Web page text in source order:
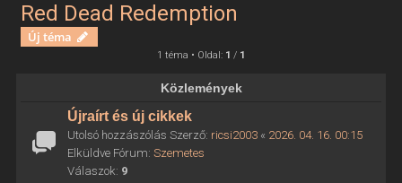
Red Dead Redemption
Új téma
1 téma • Oldal: 1 / 1
Közlemények
Újraírt és új cikkek
Utolsó hozzászólás Szerző: ricsi2003« 2026. 04. 16. 00:15
Elküldve Fórum: Szemetes
Válaszok: 9